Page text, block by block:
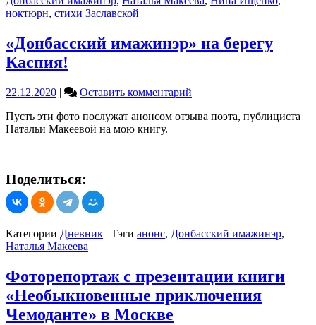
ноктюрн, стихи Заславской
«Донбасский имажинэр» на берегу
Каспия!
22.12.2020 | Оставить комментарий
имажинэр»
Пусть эти фото послужат анонсом отзыва поэта, публициста
Натальи Макеевой на мою книгу.
Поделиться:
Категории Дневник | Тэги анонс, Донбасский имажинэр,
Наталья Макеева
Фоторепортаж с презентации книги
«Необыкновенные приключения
Чемоданте» в Москве